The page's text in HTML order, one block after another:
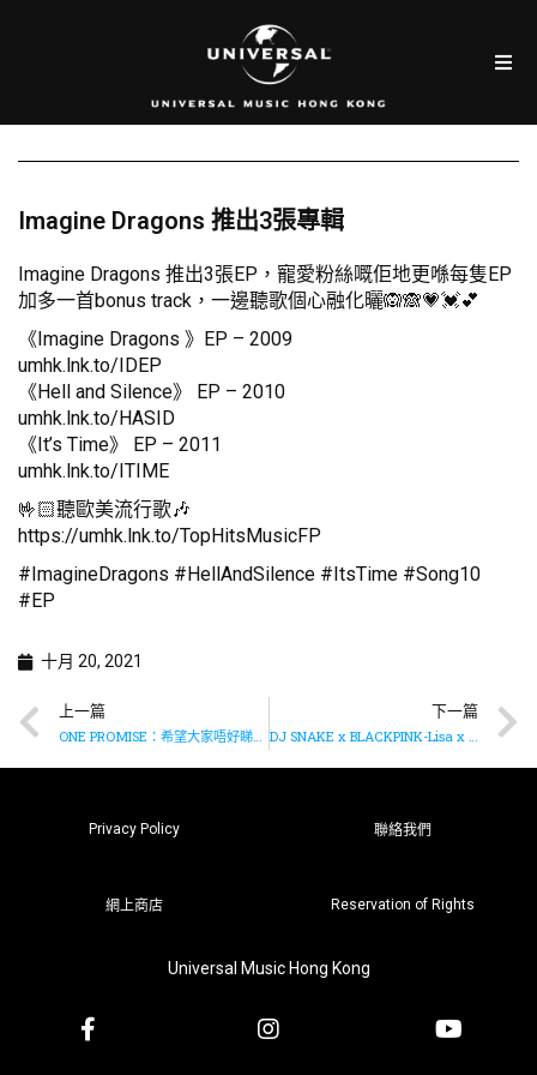
Imagine Dragons 推出3張專輯
Imagine Dragons 推出3張EP，寵愛粉絲嘅佢地更喺每隻EP
加多一首bonus track，一邊聽歌個心融化曬🙉🙈💗💓💕
《Imagine Dragons 》EP – 2009
umhk.lnk.to/IDEP
《Hell and Silence》 EP – 2010
umhk.lnk.to/HASID
《It’s Time》 EP – 2011
umhk.lnk.to/ITIME
🤟🏻聽歐美流行歌🎶
https://umhk.lnk.to/TopHitsMusicFP
#ImagineDragons #HellAndSilence #ItsTime #Song10
#EP
十月 20, 2021
上一篇
ONE PROMISE：希望大家唔好睇唔起堅持追夢嘅人
下一篇
DJ SNAKE x BLACKPINK-Lisa x Megan Thee Stallion x Ozuna 合作打造新曲《SG》
Privacy Policy 聯絡我們
網上商店 Reservation of Rights
Universal Music Hong Kong